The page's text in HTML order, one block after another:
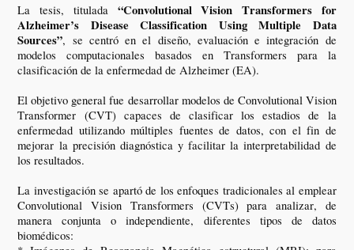
La tesis, titulada “Convolutional Vision Transformers for
Alzheimer’s Disease Classification Using Multiple Data
Sources”, se centró en el diseño, evaluación e integración de
modelos computacionales basados en Transformers para la
clasificación de la enfermedad de Alzheimer (EA).
El objetivo general fue desarrollar modelos de Convolutional Vision
Transformer (CVT) capaces de clasificar los estadios de la
enfermedad utilizando múltiples fuentes de datos, con el fin de
mejorar la precisión diagnóstica y facilitar la interpretabilidad de
los resultados.
La investigación se apartó de los enfoques tradicionales al emplear
Convolutional Vision Transformers (CVTs) para analizar, de
manera conjunta o independiente, diferentes tipos de datos
biomédicos: